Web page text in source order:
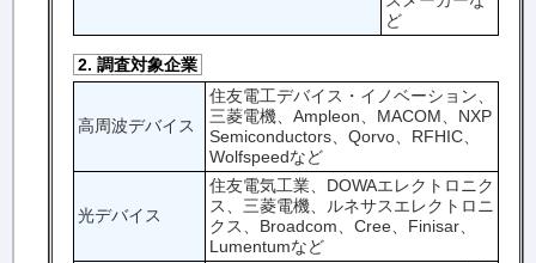
ど
2. 調査対象企業
高周波デバイス
住友電工デバイス・イノベーション、
三菱電機、Ampleon、MACOM、NXP
Semiconductors、Qorvo、RFHIC、
Wolfspeedなど
光デバイス
住友電気工業、DOWAエレクトロニク
ス、三菱電機、ルネサスエレクトロニ
クス、Broadcom、Cree、Finisar、
Lumentumなど